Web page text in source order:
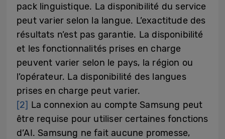
pack linguistique. La disponibilité du service
peut varier selon la langue. L’exactitude des
résultats n’est pas garantie. La disponibilité
et les fonctionnalités prises en charge
peuvent varier selon le pays, la région ou
l’opérateur. La disponibilité des langues
prises en charge peut varier.
[2] La connexion au compte Samsung peut
être requise pour utiliser certaines fonctions
d’AI. Samsung ne fait aucune promesse,